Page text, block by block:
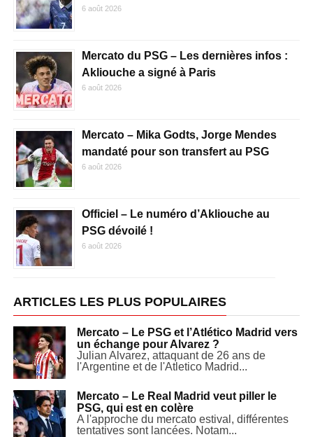
6 août 2026
Mercato du PSG – Les dernières infos :
Akliouche a signé à Paris
6 août 2026
Mercato – Mika Godts, Jorge Mendes
mandaté pour son transfert au PSG
6 août 2026
Officiel – Le numéro d’Akliouche au
PSG dévoilé !
6 août 2026
ARTICLES LES PLUS POPULAIRES
Mercato – Le PSG et l’Atlético Madrid vers
un échange pour Alvarez ?
Julian Alvarez, attaquant de 26 ans de
l'Argentine et de l'Atletico Madrid...
Mercato – Le Real Madrid veut piller le
PSG, qui est en colère
A l'approche du mercato estival, différentes
tentatives sont lancées. Notam...